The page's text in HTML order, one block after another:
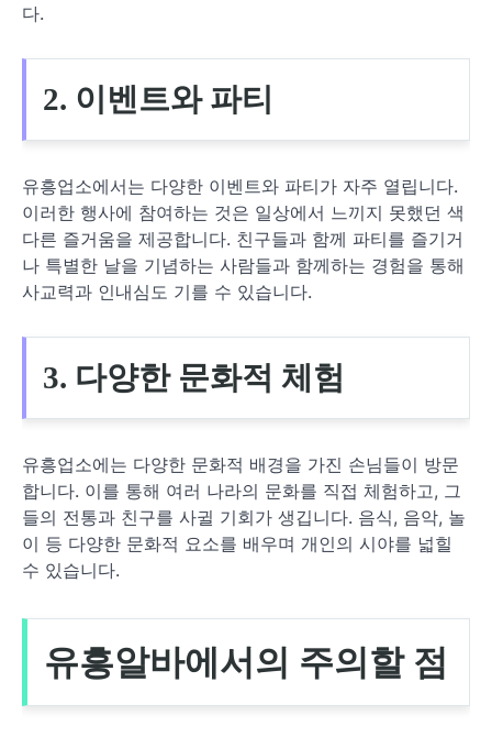
다.
2. 이벤트와 파티
유흥업소에서는 다양한 이벤트와 파티가 자주 열립니다.
이러한 행사에 참여하는 것은 일상에서 느끼지 못했던 색
다른 즐거움을 제공합니다. 친구들과 함께 파티를 즐기거
나 특별한 날을 기념하는 사람들과 함께하는 경험을 통해
사교력과 인내심도 기를 수 있습니다.
3. 다양한 문화적 체험
유흥업소에는 다양한 문화적 배경을 가진 손님들이 방문
합니다. 이를 통해 여러 나라의 문화를 직접 체험하고, 그
들의 전통과 친구를 사귈 기회가 생깁니다. 음식, 음악, 놀
이 등 다양한 문화적 요소를 배우며 개인의 시야를 넓힐
수 있습니다.
유흥알바에서의 주의할 점